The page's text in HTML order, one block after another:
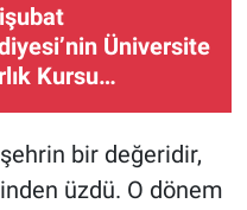
Üniversite
Kursu
son gün 7
bir değeridir,
üzdü. O dönem